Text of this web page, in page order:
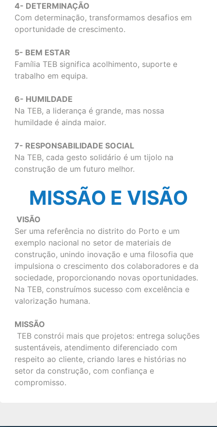
4- DETERMINAÇÃO
Com determinação, transformamos desafios em
oportunidade de crescimento.
5- BEM ESTAR
Família TEB significa acolhimento, suporte e
trabalho em equipa.
6- HUMILDADE
Na TEB, a liderança é grande, mas nossa
humildade é ainda maior.
7- RESPONSABILIDADE SOCIAL
Na TEB, cada gesto solidário é um tijolo na
construção de um futuro melhor.
MISSÃO E VISÃO
VISÃO
Ser uma referência no distrito do Porto e um
exemplo nacional no setor de materiais de
construção, unindo inovação e uma filosofia que
impulsiona o crescimento dos colaboradores e da
sociedade, proporcionando novas oportunidades.
Na TEB, construímos sucesso com excelência e
valorização humana.
MISSÃO
TEB constrói mais que projetos: entrega soluções
sustentáveis, atendimento diferenciado com
respeito ao cliente, criando lares e histórias no
setor da construção, com confiança e
compromisso.